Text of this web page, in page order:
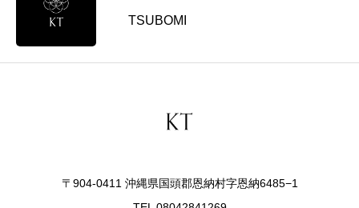
TSUBOMI
〒904-0411 沖縄県国頭郡恩納村字恩納6485−1